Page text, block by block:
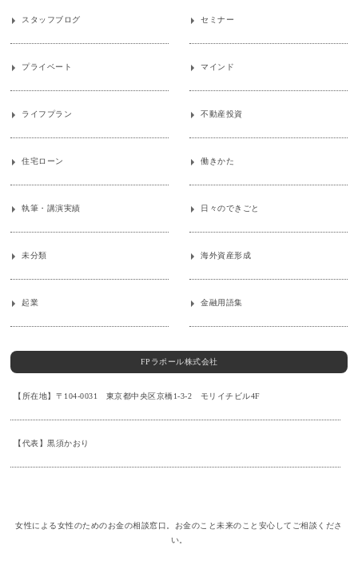
スタッフブログ セミナー
プライベート マインド
ライフプラン 不動産投資
住宅ローン 働きかた
執筆・講演実績 日々のできごと
未分類 海外資産形成
起業 金融用語集
FPラポール株式会社
【所在地】〒104-0031 東京都中央区京橋1-3-2 モリイチビル4F
【代表】黒須かおり
女性による女性のためのお金の相談窓口。お金のこと未来のこと安心してご相談くださ
い。